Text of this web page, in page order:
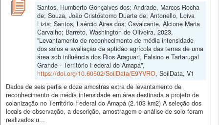
Santos, Humberto Gonçalves dos; Andrade, Marcos Rocha
de; Souza, João Cristóstomo Duarte de; Antonello, Loiva
Lizia; Santos, Laércio Aires dos; Cavalcante, Alcione Maria
Carvalho; Barreto, Washington de Oliveira, 2023,
"Levantamento de reconhecimento de média intensidade
dos solos e avaliação da aptidão agrícola das terras de uma
área sob influência dos Rios Araguari, Falsino e Tartarugal
Grande - Território Federal do Amapá",
https://doi.org/10.60502/SoilData/E9YVRO, SoilData, V1
Dados de seis perfis e doze amostras extra de levantamento de
reconhecimento de média intensidade em área destinada a projeto de
colanização no Território Federal do Amapá (2.103 km2) A seleção dos
locais de observação, a descrição, amostragem e análise de solo foram
realizados u...